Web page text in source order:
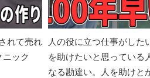
れて売れ
ニック
人の役に立つ仕事がした
を助けたいと思っている
なる勘違い。人を助けと